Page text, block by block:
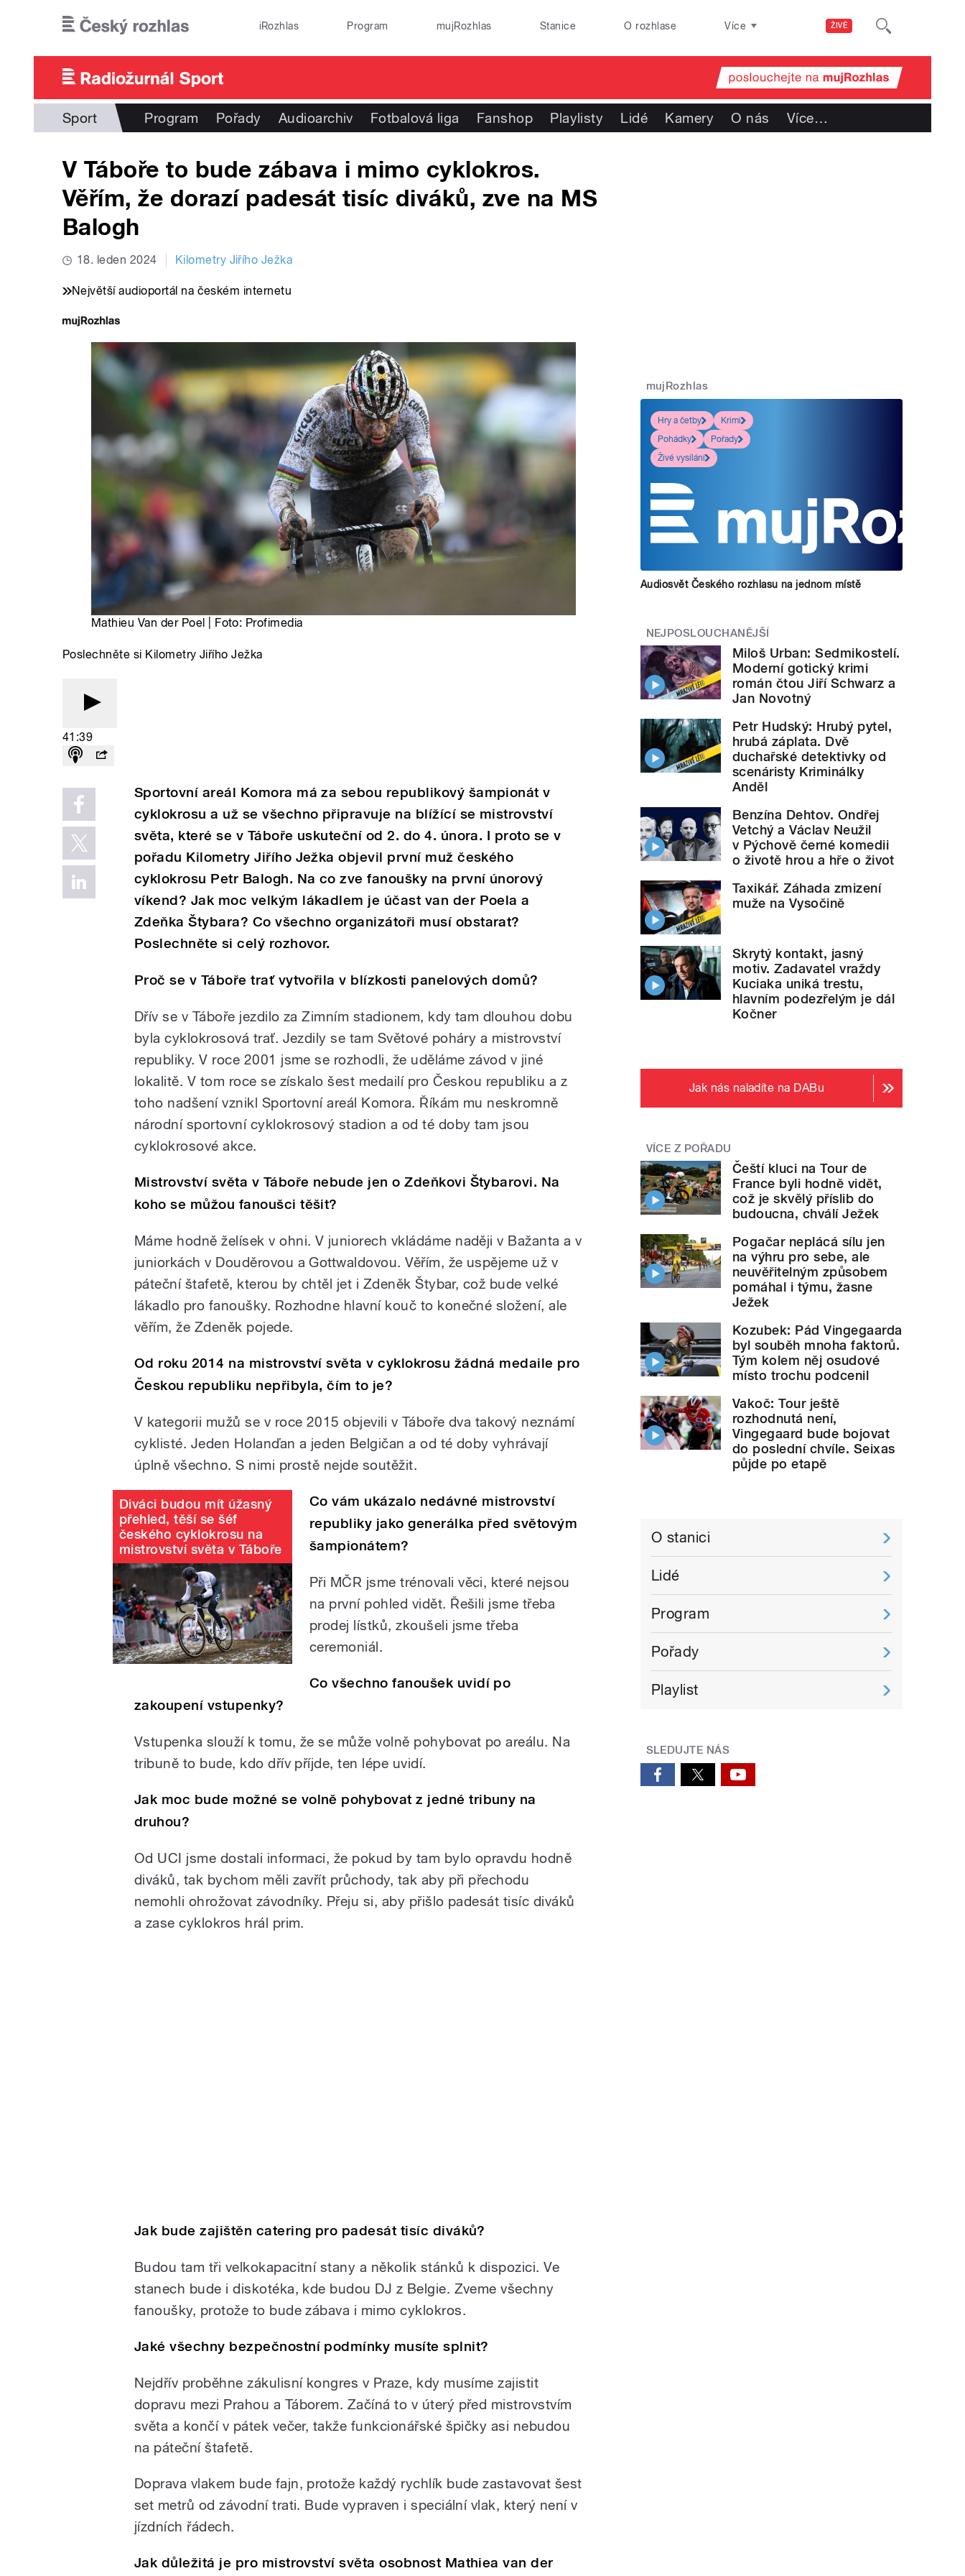
ŽIVĚ
iRozhlas Program mujRozhlas Stanice O rozhlase Více
Sport Program Pořady Audioarchiv Fotbalová liga Fanshop Playlisty Lidé Kamery O nás Více…
V Táboře to bude zábava i mimo cyklokros.
Věřím, že dorazí padesát tisíc diváků, zve na MS
Balogh
18. leden 2024 Kilometry Jiřího Ježka
Největší audioportál na českém internetu
Mathieu Van der Poel | Foto: Profimedia
Poslechněte si Kilometry Jiřího Ježka
41:39
Sportovní areál Komora má za sebou republikový šampionát v
cyklokrosu a už se všechno připravuje na blížící se mistrovství
světa, které se v Táboře uskuteční od 2. do 4. února. I proto se v
pořadu Kilometry Jiřího Ježka objevil první muž českého
cyklokrosu Petr Balogh. Na co zve fanoušky na první únorový
víkend? Jak moc velkým lákadlem je účast van der Poela a
Zdeňka Štybara? Co všechno organizátoři musí obstarat?
Poslechněte si celý rozhovor.
Proč se v Táboře trať vytvořila v blízkosti panelových domů?
Dřív se v Táboře jezdilo za Zimním stadionem, kdy tam dlouhou dobu
byla cyklokrosová trať. Jezdily se tam Světové poháry a mistrovství
republiky. V roce 2001 jsme se rozhodli, že uděláme závod v jiné
lokalitě. V tom roce se získalo šest medailí pro Českou republiku a z
toho nadšení vznikl Sportovní areál Komora. Říkám mu neskromně
národní sportovní cyklokrosový stadion a od té doby tam jsou
cyklokrosové akce.
Mistrovství světa v Táboře nebude jen o Zdeňkovi Štybarovi. Na
koho se můžou fanoušci těšit?
Máme hodně želísek v ohni. V juniorech vkládáme naději v Bažanta a v
juniorkách v Douděrovou a Gottwaldovou. Věřím, že uspějeme už v
páteční štafetě, kterou by chtěl jet i Zdeněk Štybar, což bude velké
lákadlo pro fanoušky. Rozhodne hlavní kouč to konečné složení, ale
věřím, že Zdeněk pojede.
Od roku 2014 na mistrovství světa v cyklokrosu žádná medaile pro
Českou republiku nepřibyla, čím to je?
V kategorii mužů se v roce 2015 objevili v Táboře dva takový neznámí
cyklisté. Jeden Holanďan a jeden Belgičan a od té doby vyhrávají
úplně všechno. S nimi prostě nejde soutěžit.
Diváci budou mít úžasný
přehled, těší se šéf
českého cyklokrosu na
mistrovství světa v Táboře
Co vám ukázalo nedávné mistrovství
republiky jako generálka před světovým
šampionátem?
Při MČR jsme trénovali věci, které nejsou
na první pohled vidět. Řešili jsme třeba
prodej lístků, zkoušeli jsme třeba
ceremoniál.
Co všechno fanoušek uvidí po
zakoupení vstupenky?
Vstupenka slouží k tomu, že se může volně pohybovat po areálu. Na
tribuně to bude, kdo dřív příjde, ten lépe uvidí.
Jak moc bude možné se volně pohybovat z jedné tribuny na
druhou?
Od UCI jsme dostali informaci, že pokud by tam bylo opravdu hodně
diváků, tak bychom měli zavřít průchody, tak aby při přechodu
nemohli ohrožovat závodníky. Přeju si, aby přišlo padesát tisíc diváků
a zase cyklokros hrál prim.
Jak bude zajištěn catering pro padesát tisíc diváků?
Budou tam tři velkokapacitní stany a několik stánků k dispozici. Ve
stanech bude i diskotéka, kde budou DJ z Belgie. Zveme všechny
fanoušky, protože to bude zábava i mimo cyklokros.
Jaké všechny bezpečnostní podmínky musíte splnit?
Nejdřív proběhne zákulisní kongres v Praze, kdy musíme zajistit
dopravu mezi Prahou a Táborem. Začíná to v úterý před mistrovstvím
světa a končí v pátek večer, takže funkcionářské špičky asi nebudou
na páteční štafetě.
Doprava vlakem bude fajn, protože každý rychlík bude zastavovat šest
set metrů od závodní trati. Bude vypraven i speciální vlak, který není v
jízdních řádech.
Jak důležitá je pro mistrovství světa osobnost Mathiea van der
mujRozhlas
Hry a četby
Krimi
Pohádky
Pořady
Živé vysílání
Audiosvět Českého rozhlasu na jednom místě
NEJPOSLOUCHANĚJŠÍ
Miloš Urban: Sedmikostelí.
Moderní gotický krimi
román čtou Jiří Schwarz a
Jan Novotný
Petr Hudský: Hrubý pytel,
hrubá záplata. Dvě
duchařské detektivky od
scenáristy Kriminálky
Anděl
Benzína Dehtov. Ondřej
Vetchý a Václav Neužil
v Pýchově černé komedii
o životě hrou a hře o život
Taxikář. Záhada zmizení
muže na Vysočině
Skrytý kontakt, jasný
motiv. Zadavatel vraždy
Kuciaka uniká trestu,
hlavním podezřelým je dál
Kočner
Jak nás naladíte na DABu
VÍCE Z POŘADU
Čeští kluci na Tour de
France byli hodně vidět,
což je skvělý příslib do
budoucna, chválí Ježek
Pogačar neplácá sílu jen
na výhru pro sebe, ale
neuvěřitelným způsobem
pomáhal i týmu, žasne
Ježek
Kozubek: Pád Vingegaarda
byl souběh mnoha faktorů.
Tým kolem něj osudové
místo trochu podcenil
Vakoč: Tour ještě
rozhodnutá není,
Vingegaard bude bojovat
do poslední chvíle. Seixas
půjde po etapě
O stanici
Lidé
Program
Pořady
Playlist
SLEDUJTE NÁS